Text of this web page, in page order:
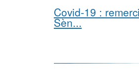
Covid-19 :
Sèn...